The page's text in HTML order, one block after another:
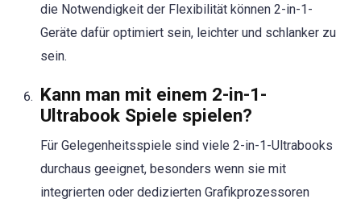
die Notwendigkeit der Flexibilität können 2-in-1-
Geräte dafür optimiert sein, leichter und schlanker zu
sein.
Kann man mit einem 2-in-1-
Ultrabook Spiele spielen?
Für Gelegenheitsspiele sind viele 2-in-1-Ultrabooks
durchaus geeignet, besonders wenn sie mit
integrierten oder dedizierten Grafikprozessoren